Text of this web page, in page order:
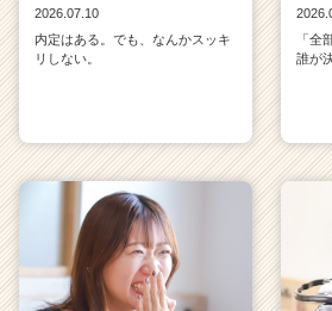
2026.07.10
内定はある。でも、なんかスッキ
リしない。
「全
誰が